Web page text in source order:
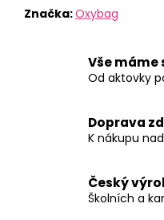
Značka:Oxybag
Vše máme
Od aktovky
Doprava
K nákupu nad
Český
Školních a